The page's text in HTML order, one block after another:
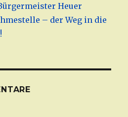
Heuer
– der Weg in die